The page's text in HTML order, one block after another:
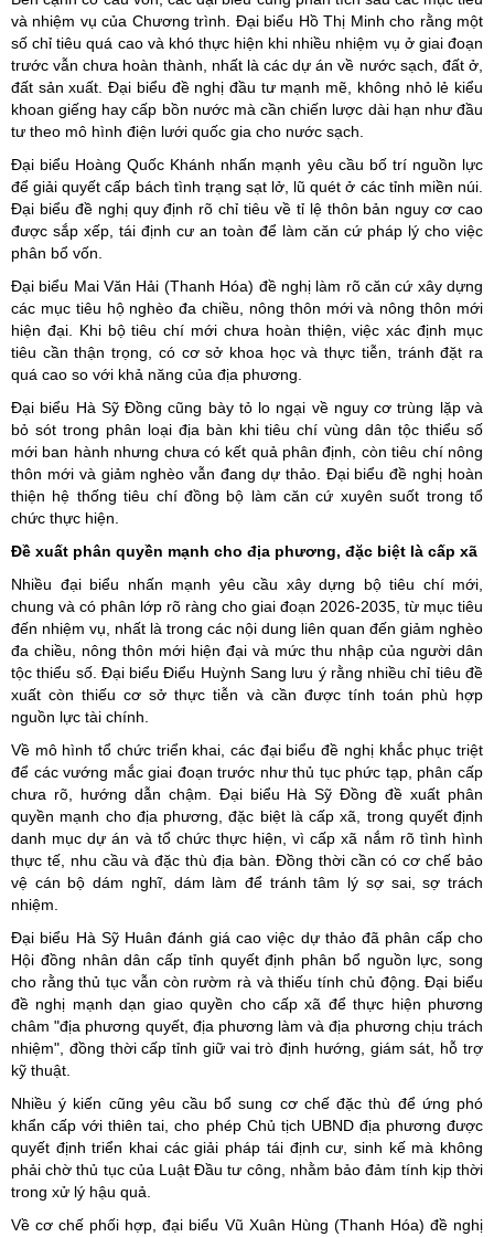
và nhiệm vụ của Chương trình. Đại biểu Hồ Thị Minh cho rằng một
số chỉ tiêu quá cao và khó thực hiện khi nhiều nhiệm vụ ở giai đoạn
trước vẫn chưa hoàn thành, nhất là các dự án về nước sạch, đất ở,
đất sản xuất. Đại biểu đề nghị đầu tư mạnh mẽ, không nhỏ lẻ kiểu
khoan giếng hay cấp bồn nước mà cần chiến lược dài hạn như đầu
tư theo mô hình điện lưới quốc gia cho nước sạch.
Đại biểu Hoàng Quốc Khánh nhấn mạnh yêu cầu bố trí nguồn lực
để giải quyết cấp bách tình trạng sạt lở, lũ quét ở các tỉnh miền núi.
Đại biểu đề nghị quy định rõ chỉ tiêu về tỉ lệ thôn bản nguy cơ cao
được sắp xếp, tái định cư an toàn để làm căn cứ pháp lý cho việc
phân bổ vốn.
Đại biểu Mai Văn Hải (Thanh Hóa) đề nghị làm rõ căn cứ xây dựng
các mục tiêu hộ nghèo đa chiều, nông thôn mới và nông thôn mới
hiện đại. Khi bộ tiêu chí mới chưa hoàn thiện, việc xác định mục
tiêu cần thận trọng, có cơ sở khoa học và thực tiễn, tránh đặt ra
quá cao so với khả năng của địa phương.
Đại biểu Hà Sỹ Đồng cũng bày tỏ lo ngại về nguy cơ trùng lặp và
bỏ sót trong phân loại địa bàn khi tiêu chí vùng dân tộc thiểu số
mới ban hành nhưng chưa có kết quả phân định, còn tiêu chí nông
thôn mới và giảm nghèo vẫn đang dự thảo. Đại biểu đề nghị hoàn
thiện hệ thống tiêu chí đồng bộ làm căn cứ xuyên suốt trong tổ
chức thực hiện.
Đề xuất phân quyền mạnh cho địa phương, đặc biệt là cấp xã
Nhiều đại biểu nhấn mạnh yêu cầu xây dựng bộ tiêu chí mới,
chung và có phân lớp rõ ràng cho giai đoạn 2026-2035, từ mục tiêu
đến nhiệm vụ, nhất là trong các nội dung liên quan đến giảm nghèo
đa chiều, nông thôn mới hiện đại và mức thu nhập của người dân
tộc thiểu số. Đại biểu Điểu Huỳnh Sang lưu ý rằng nhiều chỉ tiêu đề
xuất còn thiếu cơ sở thực tiễn và cần được tính toán phù hợp
nguồn lực tài chính.
Về mô hình tổ chức triển khai, các đại biểu đề nghị khắc phục triệt
để các vướng mắc giai đoạn trước như thủ tục phức tạp, phân cấp
chưa rõ, hướng dẫn chậm. Đại biểu Hà Sỹ Đồng đề xuất phân
quyền mạnh cho địa phương, đặc biệt là cấp xã, trong quyết định
danh mục dự án và tổ chức thực hiện, vì cấp xã nắm rõ tình hình
thực tế, nhu cầu và đặc thù địa bàn. Đồng thời cần có cơ chế bảo
vệ cán bộ dám nghĩ, dám làm để tránh tâm lý sợ sai, sợ trách
nhiệm.
Đại biểu Hà Sỹ Huân đánh giá cao việc dự thảo đã phân cấp cho
Hội đồng nhân dân cấp tỉnh quyết định phân bổ nguồn lực, song
cho rằng thủ tục vẫn còn rườm rà và thiếu tính chủ động. Đại biểu
đề nghị mạnh dạn giao quyền cho cấp xã để thực hiện phương
châm "địa phương quyết, địa phương làm và địa phương chịu trách
nhiệm", đồng thời cấp tỉnh giữ vai trò định hướng, giám sát, hỗ trợ
kỹ thuật.
Nhiều ý kiến cũng yêu cầu bổ sung cơ chế đặc thù để ứng phó
khẩn cấp với thiên tai, cho phép Chủ tịch UBND địa phương được
quyết định triển khai các giải pháp tái định cư, sinh kế mà không
phải chờ thủ tục của Luật Đầu tư công, nhằm bảo đảm tính kịp thời
trong xử lý hậu quả.
Về cơ chế phối hợp, đại biểu Vũ Xuân Hùng (Thanh Hóa) đề nghị